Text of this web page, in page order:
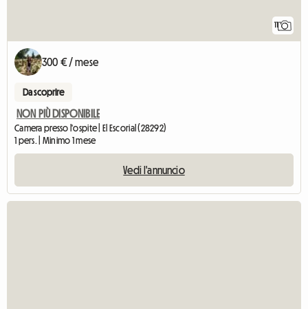
11
300 € / mese
Da scoprire
NON PIÙ DISPONIBILE
Camera presso l'ospite | El Escorial (28292)
1 pers. | Minimo 1 mese
Vedi l'annuncio